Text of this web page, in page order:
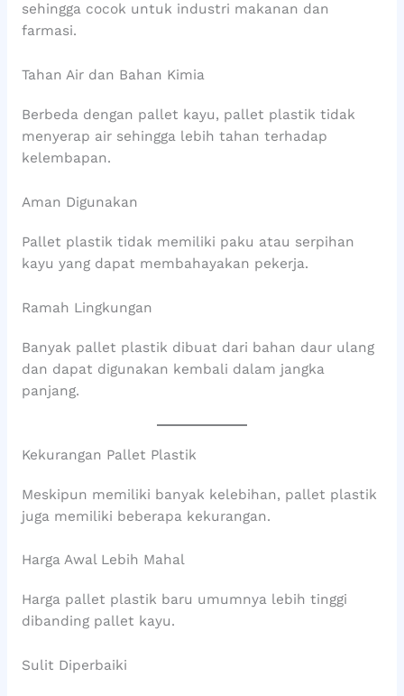
sehingga cocok untuk industri makanan dan
farmasi.
Tahan Air dan Bahan Kimia
Berbeda dengan pallet kayu, pallet plastik tidak
menyerap air sehingga lebih tahan terhadap
kelembapan.
Aman Digunakan
Pallet plastik tidak memiliki paku atau serpihan
kayu yang dapat membahayakan pekerja.
Ramah Lingkungan
Banyak pallet plastik dibuat dari bahan daur ulang
dan dapat digunakan kembali dalam jangka
panjang.
Kekurangan Pallet Plastik
Meskipun memiliki banyak kelebihan, pallet plastik
juga memiliki beberapa kekurangan.
Harga Awal Lebih Mahal
Harga pallet plastik baru umumnya lebih tinggi
dibanding pallet kayu.
Sulit Diperbaiki